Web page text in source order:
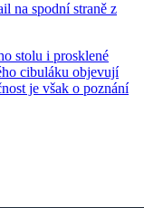
na spodní straně z
stolu i prosklené
cibuláku objevují
je však o poznání